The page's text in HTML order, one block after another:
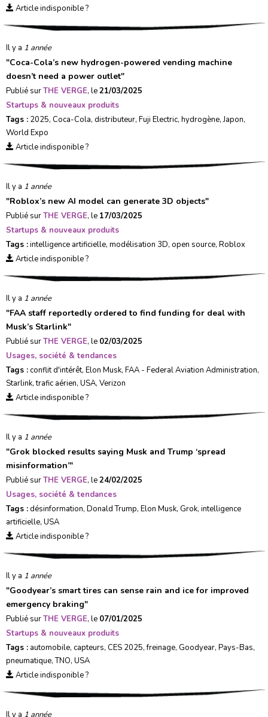
Article indisponible ?
Il y a 1 année
"Coca-Cola’s new hydrogen-powered vending machine
doesn’t need a power outlet"
Publié surTHE VERGE, le21/03/2025
Startups & nouveaux produits
Tags : 2025, Coca-Cola, distributeur, Fuji Electric, hydrogène,Japon,
World Expo
Article indisponible ?
Il y a 1 année
"Roblox’s new AI model can generate 3D objects"
Publié surTHE VERGE, le 17/03/2025
Startups & nouveaux produits
Tags :intelligence artificielle, modélisation 3D, open source, Roblox
Article indisponible ?
Il y a 1 année
"FAA staff reportedly ordered to find funding for deal with
Musk’s Starlink"
Publié surTHE VERGE, le 02/03/2025
Usages, société & tendances
Tags :conflit d'intérêt, Elon Musk, FAA - Federal Aviation Administration,
Starlink,trafic aérien, USA, Verizon
Article indisponible ?
Il y a 1 année
"Grok blocked results saying Musk and Trump ‘spread
misinformation’"
Publié surTHE VERGE, le24/02/2025
Usages, société & tendances
Tags :désinformation, Donald Trump, Elon Musk, Grok, intelligence
artificielle, USA
Article indisponible ?
Il y a 1 année
"Goodyear’s smart tires can sense rain and ice for improved
emergency braking"
Publié surTHE VERGE, le 07/01/2025
Startups & nouveaux produits
Tags : automobile, capteurs, CES 2025,freinage, Goodyear, Pays-Bas,
pneumatique,TNO, USA
Article indisponible ?
Il y a 1 année